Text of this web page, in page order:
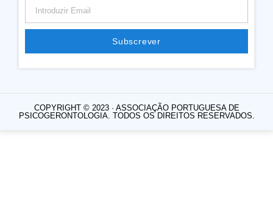
Subscrever
COPYRIGHT © 2023 · ASSOCIAÇÃO PORTUGUESA DE
PSICOGERONTOLOGIA. TODOS OS DIREITOS RESERVADOS.